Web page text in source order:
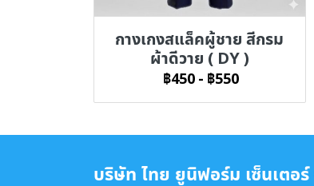
กางเกงสแล็คผู้ชาย สีกรม
ผ้าดีวาย ( DY )
฿450 - ฿550
บริษัท ไทย ยูนิฟอร์ม เซ็นเตอร์